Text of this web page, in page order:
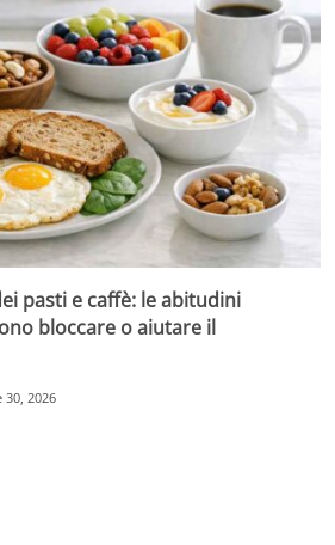
pasti e caffè: le abitudini
bloccare o aiutare il
30, 2026